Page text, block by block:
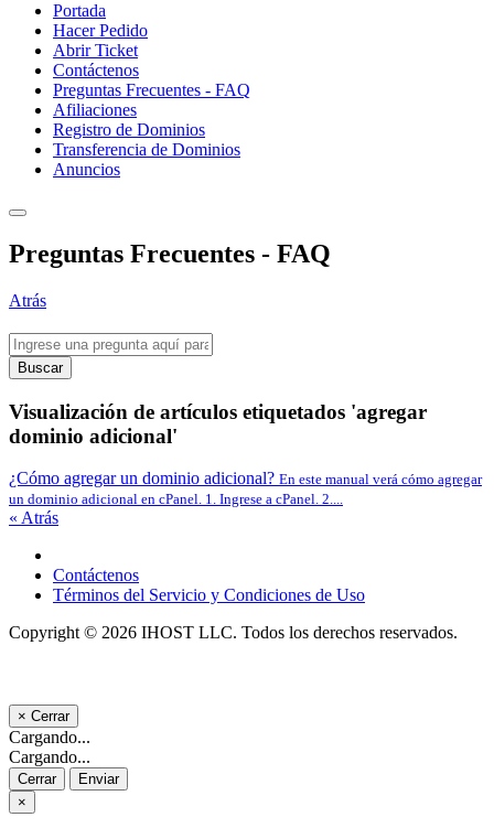
Portada
Hacer Pedido
Abrir Ticket
Contáctenos
Preguntas Frecuentes - FAQ
Afiliaciones
Registro de Dominios
Transferencia de Dominios
Anuncios
Preguntas Frecuentes - FAQ
Atrás
Buscar
Visualización de artículos etiquetados 'agregar
dominio adicional'
¿Cómo agregar un dominio adicional? En este manual verá cómo agregar
un dominio adicional en cPanel. 1. Ingrese a cPanel. 2....
« Atrás
Contáctenos
Términos del Servicio y Condiciones de Uso
Copyright © 2026 IHOST LLC. Todos los derechos reservados.
× Cerrar
Cargando...
Cargando...
Cerrar
Enviar
×